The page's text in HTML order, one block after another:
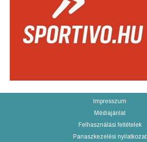
Impresszum
Médiajánlat
Felhasználási feltételek
Panaszkezelési nyilatkozat